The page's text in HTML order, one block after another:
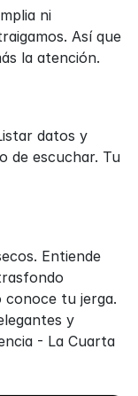
ni
Así que
la atención.
datos y
de escuchar. Tu
Entiende
conoce tu jerga.
y
- La Cuarta